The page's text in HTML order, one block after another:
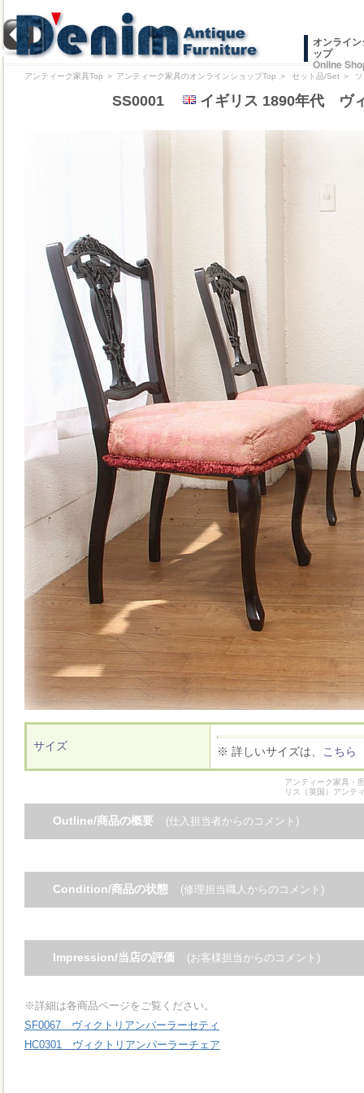
オンライ
ップ
Online
アンティーク家具Top ＞ アンティーク家具のオンラインショップTop ＞ セット品/Set ＞
SS0001 イギリス 1890年代 ヴ
サイズ ※ 詳しいサイズは、 こちら
アンティーク家具・
リス（英国）アンテ
Outline/商品の概要 (仕入担当者からのコメント)
Condition/商品の状態 (修理担当職人からのコメント)
Impression/当店の評価 (お客様担当からのコメント)
※詳細は各商品ページをご覧ください。
SF0067 ヴィクトリアンパーラーセティ
HC0301 ヴィクトリアンパーラーチェア